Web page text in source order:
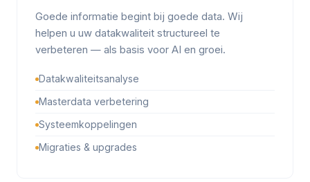
Goede informatie begint bij goede data. Wij
helpen u uw datakwaliteit structureel te
verbeteren — als basis voor AI en groei.
Datakwaliteitsanalyse
Masterdata verbetering
Systeemkoppelingen
Migraties & upgrades